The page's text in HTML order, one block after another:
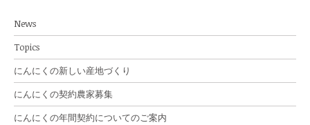
News
Topics
にんにくの新しい産地づくり
にんにくの契約農家募集
にんにくの年間契約についてのご案内